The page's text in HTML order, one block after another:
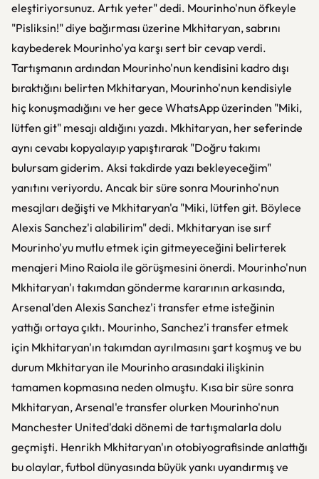
eleştiriyorsunuz. Artık yeter" dedi. Mourinho'nun öfkeyle
"Pisliksin!" diye bağırması üzerine Mkhitaryan, sabrını
kaybederek Mourinho'ya karşı sert bir cevap verdi.
Tartışmanın ardından Mourinho'nun kendisini kadro dışı
bıraktığını belirten Mkhitaryan, Mourinho'nun kendisiyle
hiç konuşmadığını ve her gece WhatsApp üzerinden "Miki,
lütfen git" mesajı aldığını yazdı. Mkhitaryan, her seferinde
aynı cevabı kopyalayıp yapıştırarak "Doğru takımı
bulursam giderim. Aksi takdirde yazı bekleyeceğim"
yanıtını veriyordu. Ancak bir süre sonra Mourinho'nun
mesajları değişti ve Mkhitaryan'a "Miki, lütfen git. Böylece
Alexis Sanchez'i alabilirim" dedi. Mkhitaryan ise sırf
Mourinho'yu mutlu etmek için gitmeyeceğini belirterek
menajeri Mino Raiola ile görüşmesini önerdi. Mourinho'nun
Mkhitaryan'ı takımdan gönderme kararının arkasında,
Arsenal'den Alexis Sanchez'i transfer etme isteğinin
yattığı ortaya çıktı. Mourinho, Sanchez'i transfer etmek
için Mkhitaryan'ın takımdan ayrılmasını şart koşmuş ve bu
durum Mkhitaryan ile Mourinho arasındaki ilişkinin
tamamen kopmasına neden olmuştu. Kısa bir süre sonra
Mkhitaryan, Arsenal'e transfer olurken Mourinho'nun
Manchester United'daki dönemi de tartışmalarla dolu
geçmişti. Henrikh Mkhitaryan'ın otobiyografisinde anlattığı
bu olaylar, futbol dünyasında büyük yankı uyandırmış ve